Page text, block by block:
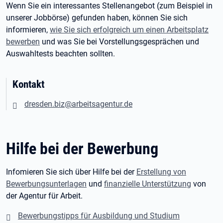
Wenn Sie ein interessantes Stellenangebot (zum Beispiel in
unserer Jobbörse) gefunden haben, können Sie sich
informieren, wie Sie sich erfolgreich um einen Arbeitsplatz
bewerben und was Sie bei Vorstellungsgesprächen und
Auswahltests beachten sollten.
Kontakt
dresden.biz@arbeitsagentur.de
Hilfe bei der Bewerbung
Infomieren Sie sich über Hilfe bei der Erstellung von
Bewerbungsunterlagen und finanzielle Unterstützung von
der Agentur für Arbeit.
Bewerbungstipps für Ausbildung und Studium